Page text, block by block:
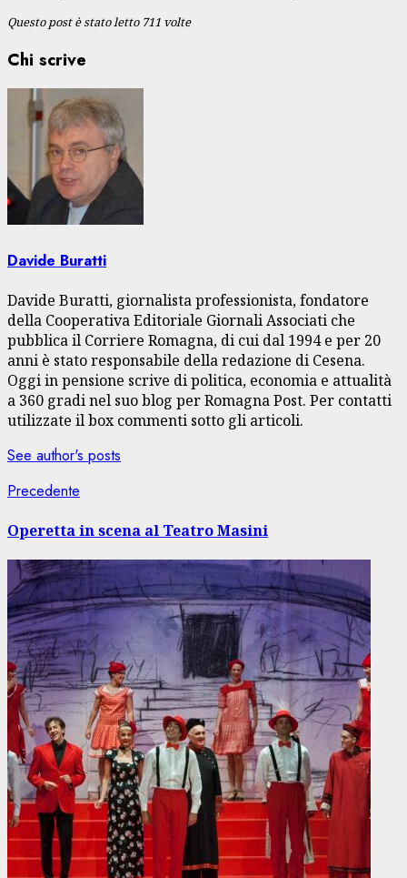
Questo post è stato letto 711 volte
Chi scrive
Davide Buratti
Davide Buratti, giornalista professionista, fondatore
della Cooperativa Editoriale Giornali Associati che
pubblica il Corriere Romagna, di cui dal 1994 e per 20
anni è stato responsabile della redazione di Cesena.
Oggi in pensione scrive di politica, economia e attualità
a 360 gradi nel suo blog per Romagna Post. Per contatti
utilizzate il box commenti sotto gli articoli.
See author's posts
Navigazione
articolo
Precedente
Operetta in scena al Teatro Masini